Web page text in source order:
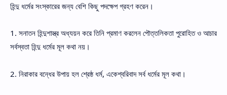
হিন্দু ধর্মের সংস্কারের জন্য বেশি কিছু পদক্ষেপ গ্রহণ করেন।
1. সনাতন হিন্দুশাস্ত্র অধ্যয়ন করে তিনি প্রমাণ করলেন পৌত্তলিকতা পুরোহিত ও আচার
সর্বস্বতা হিন্দু ধর্মের মূল কথা নয়।
2. নিরাকার বন্ধের উপায় হল শ্রেষ্ঠ ধর্ম, একেশ্বরিবাদ সর্ব ধর্মের মূল কথা।